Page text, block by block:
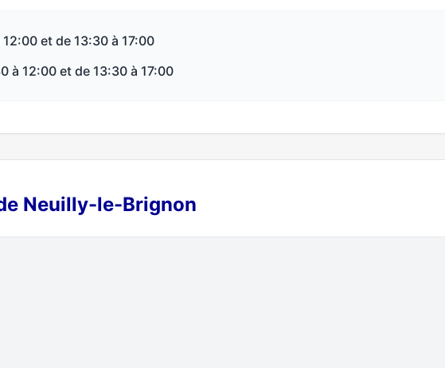
et de 13:30 à 17:00
à 12:00 et de 13:30 à 17:00
Neuilly-le-Brignon